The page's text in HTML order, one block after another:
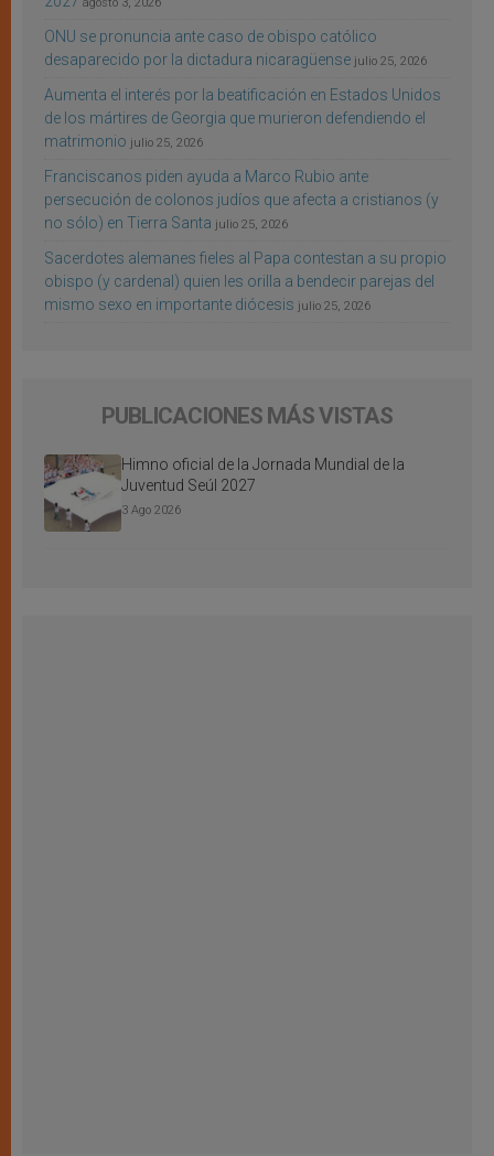
agosto 3, 2026
ONU se pronuncia ante caso de obispo católico
desaparecido por la dictadura nicaragüense julio 25, 2026
Aumenta el interés por la beatificación en Estados Unidos
de los mártires de Georgia que murieron defendiendo el
matrimonio julio 25, 2026
Franciscanos piden ayuda a Marco Rubio ante
persecución de colonos judíos que afecta a cristianos (y
no sólo) en Tierra Santa julio 25, 2026
Sacerdotes alemanes fieles al Papa contestan a su propio
obispo (y cardenal) quien les orilla a bendecir parejas del
mismo sexo en importante diócesis julio 25, 2026
PUBLICACIONES MÁS VISTAS
Himno oficial de la Jornada Mundial de la
Juventud Seúl 2027
3 Ago 2026